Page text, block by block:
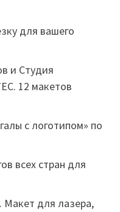
для вашего
и Студия
12 макетов
с логотипом» по
всех стран для
для лазера,